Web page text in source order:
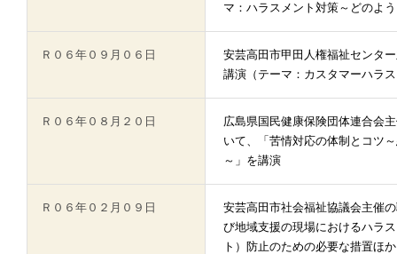
マ：ハラスメント対策～どのよ
Ｒ０６年０９月０６日
安芸高田市甲田人権福祉センタ
講演（テーマ：カスタマーハラ
Ｒ０６年０８月２０日
広島県国民健康保険団体連合会
いて、「苦情対応の体制とコツ
～」を講演
Ｒ０６年０２月０９日
安芸高田市社会福祉協議会主催
び地域支援の現場におけるハラ
ト）防止のための必要な措置ほ